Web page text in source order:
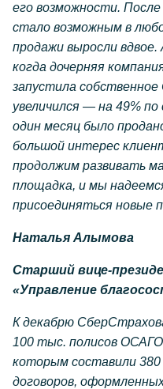
его возможности.
стало возможным в
продажи выросли
когда дочерняя
запустила
увеличился — на 49%
один месяц было
большой интерес
продолжим развивать
площадка, и мы
присоединяться новые
Наталья Алымова
Старший вице-
«Управление
К декабрю
100 тыс. полисов
которым составили
договоров,